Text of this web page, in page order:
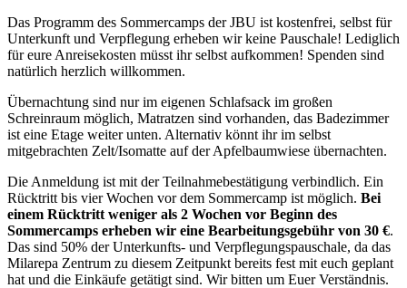
Das Programm des Sommercamps der JBU ist kostenfrei, selbst für
Unterkunft und Verpflegung erheben wir keine Pauschale! Lediglich
für eure Anreisekosten müsst ihr selbst aufkommen! Spenden sind
natürlich herzlich willkommen.
Übernachtung sind nur im eigenen Schlafsack im großen
Schreinraum möglich, Matratzen sind vorhanden, das Badezimmer
ist eine Etage weiter unten. Alternativ könnt ihr im selbst
mitgebrachten Zelt/Isomatte auf der Apfelbaumwiese übernachten.
Die Anmeldung ist mit der Teilnahmebestätigung verbindlich. Ein
Rücktritt bis vier Wochen vor dem Sommercamp ist möglich. Bei
einem Rücktritt weniger als 2 Wochen vor Beginn des
Sommercamps erheben wir eine Bearbeitungsgebühr von 30 €.
Das sind 50% der Unterkunfts- und Verpflegungspauschale, da das
Milarepa Zentrum zu diesem Zeitpunkt bereits fest mit euch geplant
hat und die Einkäufe getätigt sind. Wir bitten um Euer Verständnis.